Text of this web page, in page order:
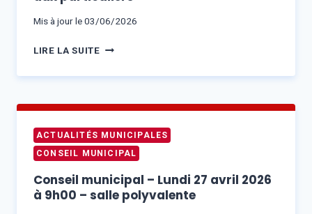
POLYVALENTE
Mis à jour le03/06/2026
LIRE LA SUITEPERTURBATIONS
L’ÉVACUATION
DÉCHETS
RÉOUVERTURE
DE
DÉCHÈTERIE
AUX
ACTUALITÉS MUNICIPALES
CONSEIL MUNICIPAL
Conseil municipal – Lundi 27 avril 2026
à 9h00 – salle polyvalente